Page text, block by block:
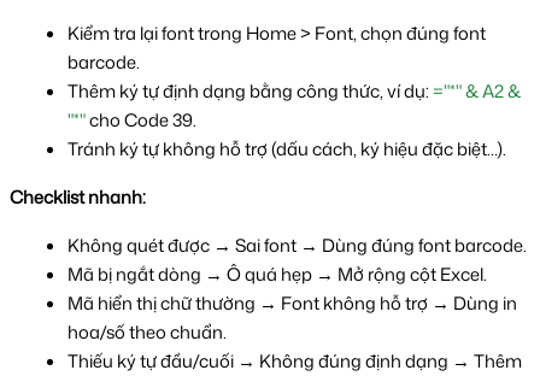
Kiểm tra lại font trong Home > Font, chọn đúng font
barcode.
Thêm ký tự định dạng bằng công thức, ví dụ: ="*" & A2 &
"*" cho Code 39.
Tránh ký tự không hỗ trợ (dấu cách, ký hiệu đặc biệt…).
Checklist nhanh:
Không quét được → Sai font → Dùng đúng font barcode.
Mã bị ngắt dòng → Ô quá hẹp → Mở rộng cột Excel.
Mã hiển thị chữ thường → Font không hỗ trợ → Dùng in
hoa/số theo chuẩn.